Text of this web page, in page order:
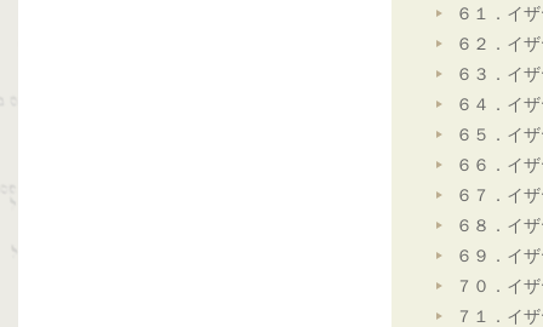
６１．イ
６２．イ
６３．イ
６４．イ
６５．イ
６６．イ
６７．イ
６８．イ
６９．イ
７０．イ
７１．イ